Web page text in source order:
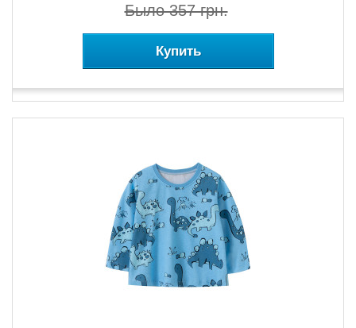
Было 357 грн.
Купить